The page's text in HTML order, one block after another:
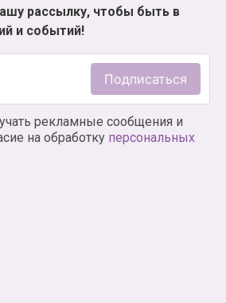
рассылку, чтобы быть в
и событий!
Подписаться
рекламные сообщения и
на обработку персональных